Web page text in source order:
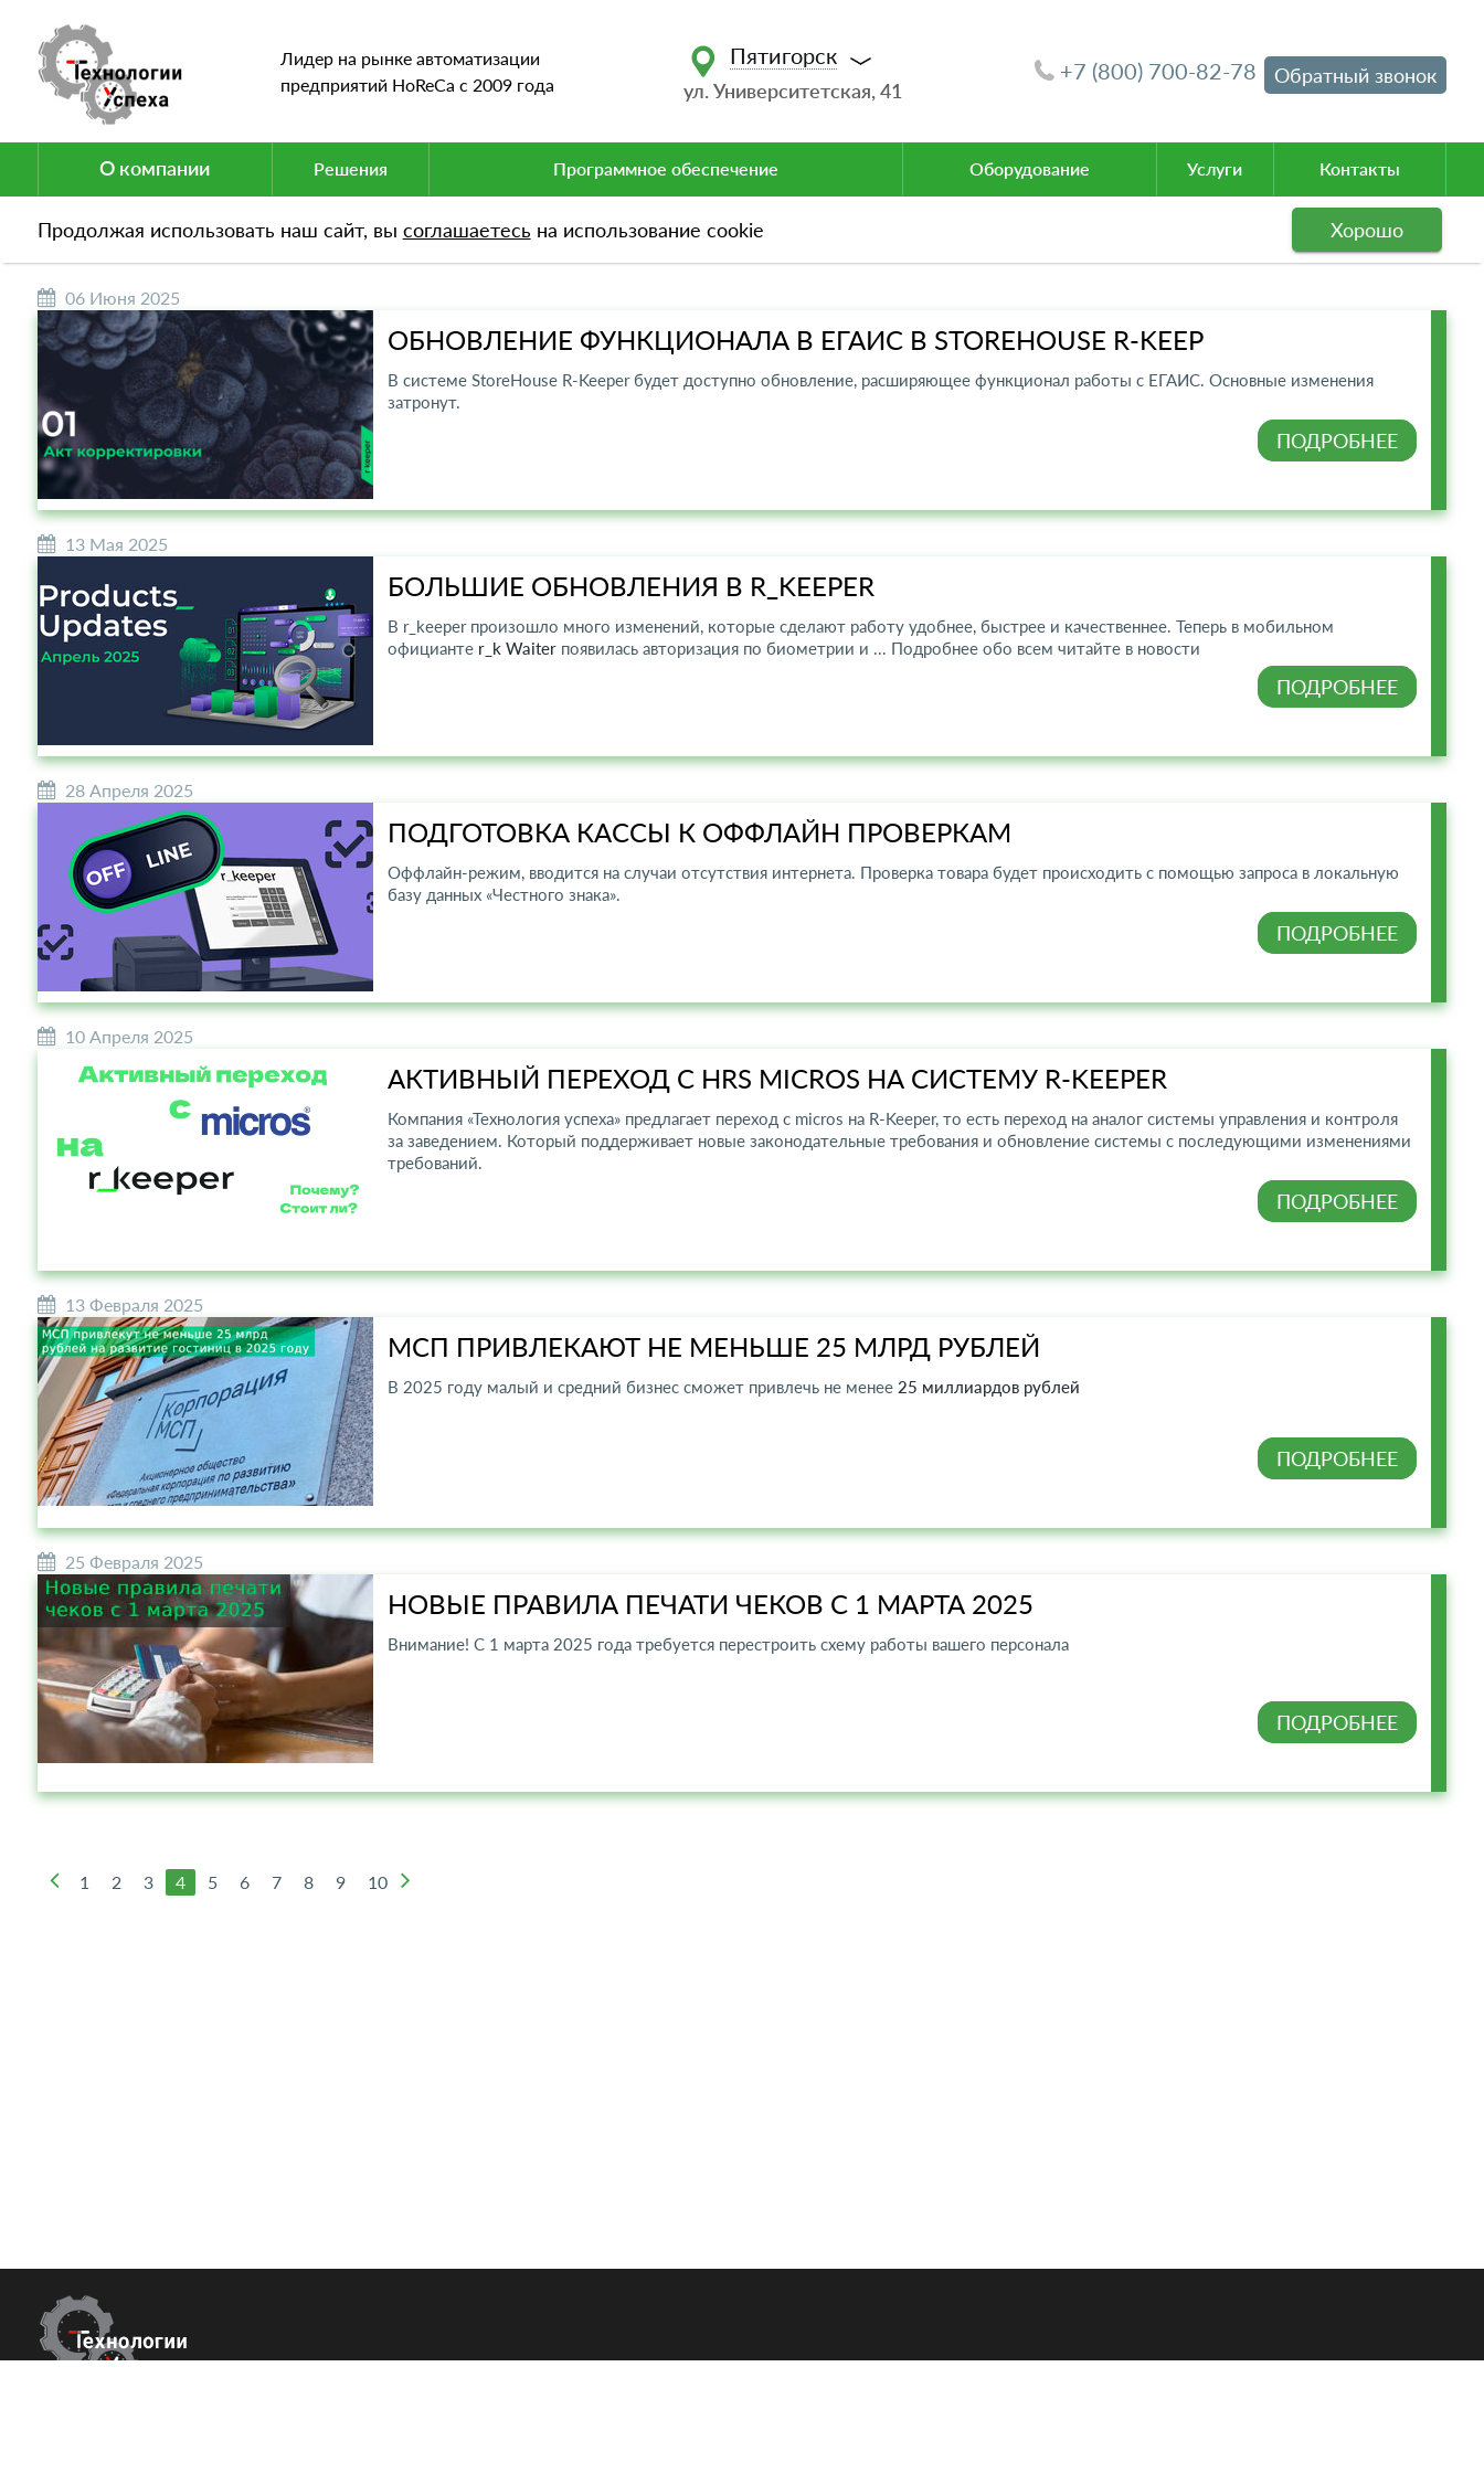
Лидер на рынке автоматизации
предприятий HoReCa c 2009 года
Пятигорск
ул. Университетская, 41
+7 (800) 700-82-78 Обратный звонок
О компании Решения Программное обеспечение Оборудование Услуги Контакты
Продолжая использовать наш сайт, вы соглашаетесь на использование cookie Хорошо
НОВОСТИ
06 Июня 2025
ОБНОВЛЕНИЕ ФУНКЦИОНАЛА В ЕГАИС В STOREHOUSE R-KEEP
В системе StoreHouse R-Keeper будет доступно обновление, расширяющее функционал работы с ЕГАИС. Основные изменения
затронут.
ПОДРОБНЕЕ
13 Мая 2025
БОЛЬШИЕ ОБНОВЛЕНИЯ В R_KEEPER
В r_keeper произошло много изменений, которые сделают работу удобнее, быстрее и качественнее. Теперь в мобильном
официанте r_k Waiterпоявилась авторизация по биометрии и ... Подробнее обо всем читайте в новости
ПОДРОБНЕЕ
28 Апреля 2025
ПОДГОТОВКА КАССЫ К ОФФЛАЙН ПРОВЕРКАМ
Оффлайн-режим, вводится на случаи отсутствия интернета. Проверка товара будет происходить с помощью запроса в локальную
базу данных «Честного знака».
ПОДРОБНЕЕ
10 Апреля 2025
АКТИВНЫЙ ПЕРЕХОД С HRS MICROS НА СИСТЕМУ R-KEEPER
Компания «Технология успеха» предлагает переход с micros на R-Keeper, то есть переход на аналог системы управления и контроля
за заведением. Который поддерживает новые законодательные требования и обновление системы с последующими изменениями
требований.
ПОДРОБНЕЕ
13 Февраля 2025
МСП ПРИВЛЕКАЮТ НЕ МЕНЬШЕ 25 МЛРД РУБЛЕЙ
В 2025 году малый и средний бизнес сможет привлечь не менее 25 миллиардов рублей
ПОДРОБНЕЕ
25 Февраля 2025
НОВЫЕ ПРАВИЛА ПЕЧАТИ ЧЕКОВ С 1 МАРТА 2025
Внимание! С 1 марта 2025 года требуется перестроить схему работы вашего персонала
ПОДРОБНЕЕ
1 2 3 4 5 6 7 8 9 10